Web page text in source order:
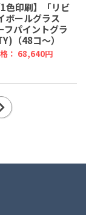
色印刷】「リビ
ボールグラス
フパイントグラ
（48コ～）
： 68,640円